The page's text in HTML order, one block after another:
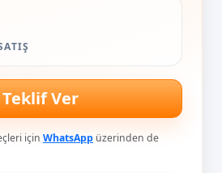
Teklif Ver
için WhatsApp üzerinden de